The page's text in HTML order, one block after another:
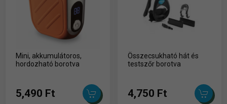
Mini, akkumulátoros,
hordozható borotva
5,490 Ft
Összecsukható hát és
testszőr borotva
4,750 Ft